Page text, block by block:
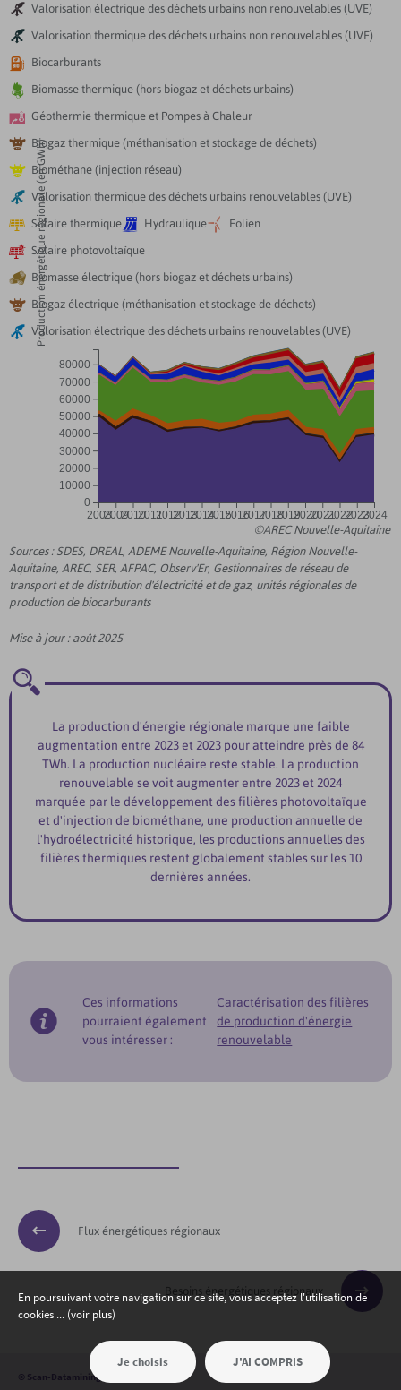
©AREC Nouvelle-Aquitaine
 Valorisation électrique des déchets urbains non renouvelables (UVE)
 Valorisation thermique des déchets urbains non renouvelables (UVE)
 Biocarburants
 Biomasse thermique (hors biogaz et déchets urbains)
 Géothermie thermique et Pompes à Chaleur
 Biogaz thermique (méthanisation et stockage de déchets)
 Biométhane (injection réseau)
 Valorisation thermique des déchets urbains renouvelables (UVE)
 Solaire thermique Hydraulique Eolien
 Solaire photovoltaïque
 Biomasse électrique (hors biogaz et déchets urbains)
 Biogaz électrique (méthanisation et stockage de déchets)
 Valorisation électrique des déchets urbains renouvelables (UVE)
20082009201020112012201320142015201620172018201920202021202220232024
0
10000
20000
30000
40000
50000
60000
70000
80000
Production énergétique régionale (en GWh)
Sources : SDES, DREAL, ADEME Nouvelle-Aquitaine, Région Nouvelle-
Aquitaine, AREC, SER, AFPAC, Observ'Er, Gestionnaires de réseau de
transport et de distribution d'électricité et de gaz, unités régionales de
production de biocarburants
Mise à jour : août 2025
La production d'énergie régionale marque une faible
augmentation entre 2023 et 2023 pour atteindre près de 84
TWh. La production nucléaire reste stable. La production
renouvelable se voit augmenter entre 2023 et 2024
marquée par le développement des filières photovoltaïque
et d'injection de biométhane, une production annuelle de
l'hydroélectricité historique, les productions annuelles des
filières thermiques restent globalement stables sur les 10
dernières années.
Ces informations
pourraient également
vous intéresser :
Caractérisation des filières
de production d'énergie
renouvelable
Flux énergétiques régionaux
Besoins énergétiques régionaux
© Scan-Datamining
En poursuivant votre navigation sur ce site, vous acceptez l'utilisation de
cookies ... (voir plus)
Je choisis J'AI COMPRIS